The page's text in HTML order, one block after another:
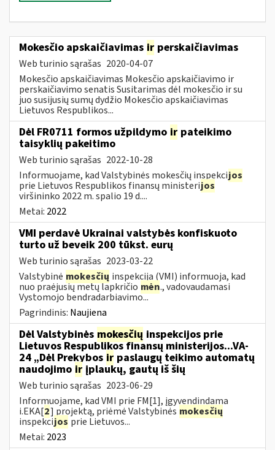
Mokesčio apskaičiavimas ir perskaičiavimas
Web turinio sąrašas 2020-04-07
Mokesčio apskaičiavimas Mokesčio apskaičiavimo ir
perskaičiavimo senatis Susitarimas dėl mokesčio ir su
juo susijusių sumų dydžio Mokesčio apskaičiavimas
Lietuvos Respublikos...
Dėl FR0711 formos užpildymo ir pateikimo
taisyklių pakeitimo
Web turinio sąrašas 2022-10-28
Informuojame, kad Valstybinės mokesčių inspekcijos
prie Lietuvos Respublikos finansų ministerijos
viršininko 2022 m. spalio 19 d....
Metai: 2022
VMI perdavė Ukrainai valstybės konfiskuoto
turto už beveik 200 tūkst. eurų
Web turinio sąrašas 2023-03-22
Valstybinė mokesčių inspekcija (VMI) informuoja, kad
nuo praėjusių metų lapkričio mėn., vadovaudamasi
Vystomojo bendradarbiavimo...
Pagrindinis: Naujiena
Dėl Valstybinės mokesčių inspekcijos prie
Lietuvos Respublikos finansų ministerijos...VA-
24 „Dėl Prekybos ir paslaugų teikimo automatų
naudojimo ir įplaukų, gautų iš šių
Web turinio sąrašas 2023-06-29
Informuojame, kad VMI prie FM[1], įgyvendindama
i.EKA[2] projektą, priėmė Valstybinės mokesčių
inspekcijos prie Lietuvos...
Metai: 2023